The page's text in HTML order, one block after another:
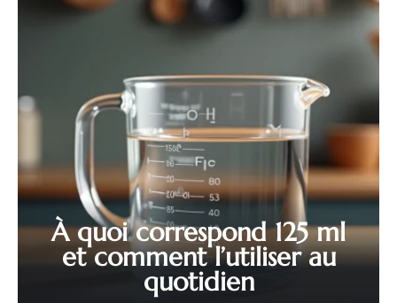
À quoi correspond 125 ml
et comment l’utiliser au
quotidien